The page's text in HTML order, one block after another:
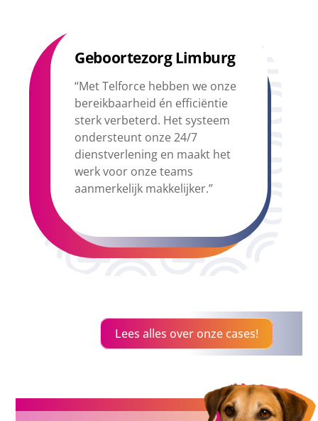
Geboortezorg Limburg
“Met Telforce hebben we onze
bereikbaarheid én efficiëntie
sterk verbeterd. Het systeem
ondersteunt onze 24/7
dienstverlening en maakt het
werk voor onze teams
aanmerkelijk makkelijker.”
Lees alles over onze cases!